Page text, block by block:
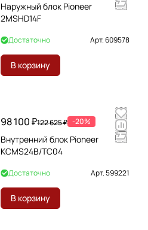
Наружный блок Pioneer
2MSHD14F
Достаточно Арт.609578
В корзину
98 100 ₽122 625 ₽ -20%
Внутренний блок Pioneer
KCMS24B/TC04
Достаточно Арт.599221
В корзину